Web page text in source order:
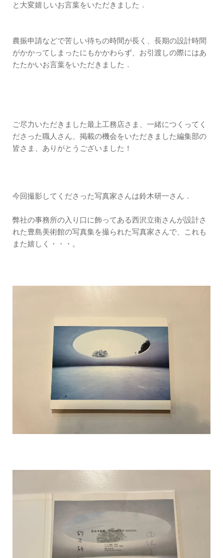
と大変嬉しいお言葉をいただきました．
農振申請などで苦しい待ちの時間が長く、長期の設計時間
がかかってしまったにもかかわらず、お引渡しの際にはあ
たたかいお言葉をいただきました．
ご尽力いただきました最上工務店さま、一緒につくってく
ださった職人さん、掲載の機会をいただきました編集部の
皆さま、ありがとうございました！
今回撮影してくださった写真家さんは鈴木研一さん．
弊社の事務所の入り口に飾ってある西沢立衛さんが設計さ
れた豊島美術館の写真集を撮られた写真家さんで、これも
また嬉しく・・・。